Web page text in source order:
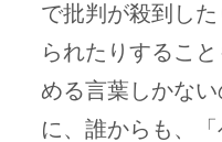
で批判が殺到し
られたりするこ
める言葉しかな
に、誰からも、